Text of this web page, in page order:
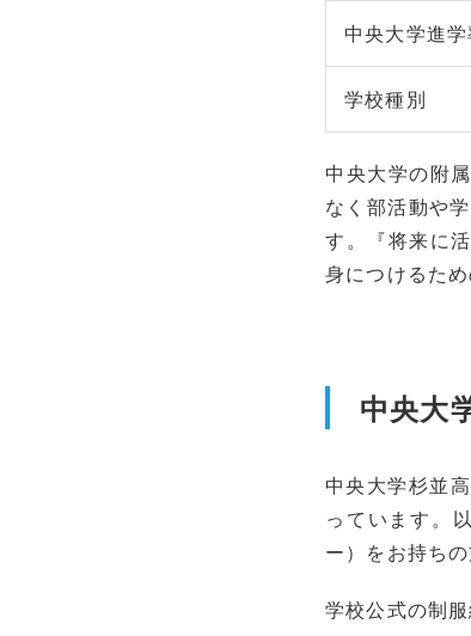
中央大学進
学校種別
中央大学の附
なく部活動や
す。『将来に
身につけるた
中央大
中央大学杉並
っています。
ー）をお持ち
学校公式の制